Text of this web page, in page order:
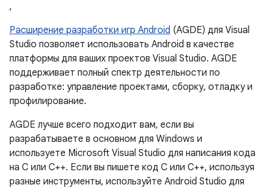
,
Расширение разработки игр Android (AGDE) для Visual
Studio позволяет использовать Android в качестве
платформы для ваших проектов Visual Studio. AGDE
поддерживает полный спектр деятельности по
разработке: управление проектами, сборку, отладку и
профилирование.
AGDE лучше всего подходит вам, если вы
разрабатываете в основном для Windows и
используете Microsoft Visual Studio для написания кода
на C или C++. Если вы пишете код C или C++, используя
разные инструменты, используйте Android Studio для